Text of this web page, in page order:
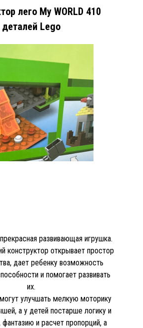
лего My WORLD 410
деталей Lego
развивающая игрушка.
конструктор открывает простор
дает ребенку возможность
и помогает развивать
их.
улучшать мелкую моторику
а у детей постарше логику и
и расчет пропорций, а